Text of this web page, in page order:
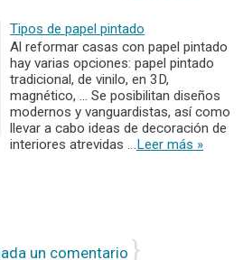
Tipos de papel pintado
Al reformar casas con papel pintado
hay varias opciones: papel pintado
tradicional, de vinilo, en 3D,
magnético, ... Se posibilitan diseños
modernos y vanguardistas, así como
llevar a cabo ideas de decoración de
interiores atrevidas …Leer más »
un comentario }